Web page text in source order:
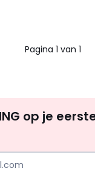
Pagina 1 van 1
zoek
op je